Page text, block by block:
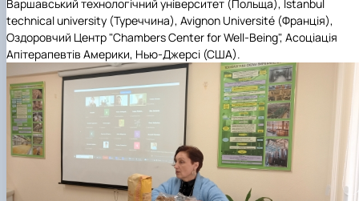
Варшавський технологічний університет (Польща), Istanbul
technical university (Туреччина), Avignon Université (Франція),
Оздоровчий Центр "Chambers Center for Well-Being", Асоціація
Апітерапевтів Америки, Нью-Джерсі (США).